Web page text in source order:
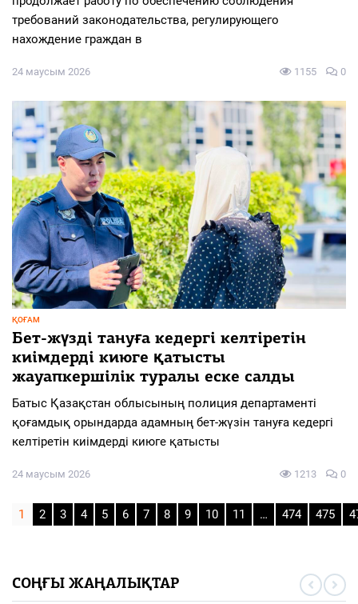
требований законодательства, регулирующего
нахождение граждан в
24 маусым 2026 1155 0
ҚОҒАМ
Бет-жүзді тануға кедергі келтіретін
киімдерді киюге қатысты
жауапкершілік туралы еске салды
Батыс Қазақстан облысының полиция департаменті
қоғамдық орындарда адамның бет-жүзін тануға кедергі
келтіретін киімдерді киюге қатысты
24 маусым 2026 1213 0
1 2 3 4 5 6 7 8 9 10 11 … 474 475
СОҢҒЫ ЖАҢАЛЫҚТАР